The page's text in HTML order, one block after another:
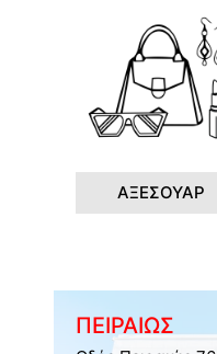
ΑΞΕΣΟΥΑΡ
ΠΕΙΡΑΙΩΣ